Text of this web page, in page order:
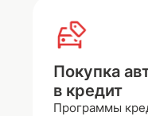
Покупка
в кредит
Программы